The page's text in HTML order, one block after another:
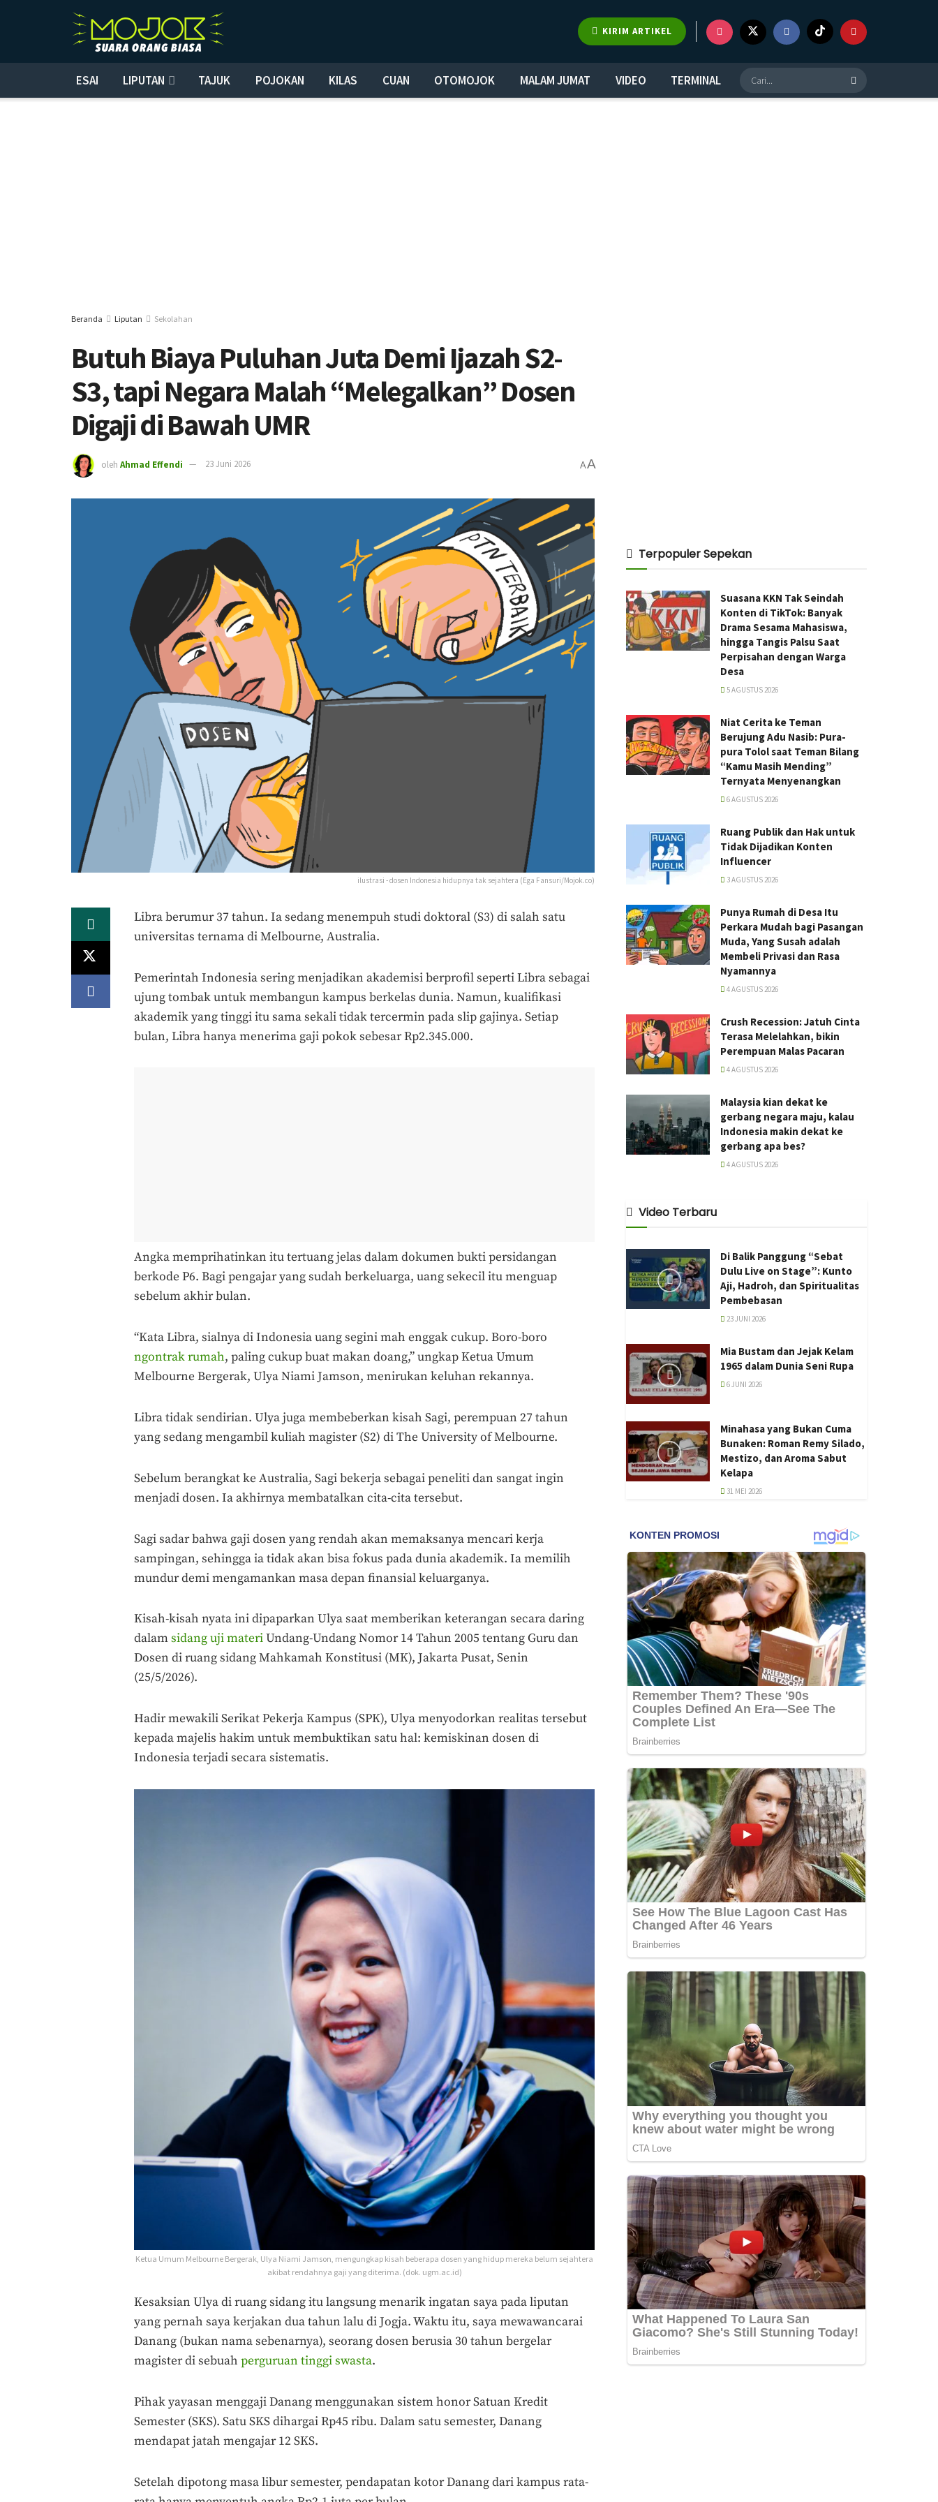
KIRIM ARTIKEL
ESAI LIPUTAN TAJUK POJOKAN KILAS CUAN OTOMOJOK MALAM JUMAT VIDEO TERMINAL
Beranda Liputan Sekolahan
Butuh Biaya Puluhan Juta Demi Ijazah S2-
S3, tapi Negara Malah “Melegalkan” Dosen
Digaji di Bawah UMR
oleh Ahmad Effendi 23 Juni 2026 AA
ilustrasi - dosen Indonesia hidupnya tak sejahtera (Ega Fansuri/Mojok.co)
Libra berumur 37 tahun. Ia sedang menempuh studi doktoral (S3) di salah satu
universitas ternama di Melbourne, Australia.
Pemerintah Indonesia sering menjadikan akademisi berprofil seperti Libra sebagai
ujung tombak untuk membangun kampus berkelas dunia. Namun, kualifikasi
akademik yang tinggi itu sama sekali tidak tercermin pada slip gajinya. Setiap
bulan, Libra hanya menerima gaji pokok sebesar Rp2.345.000.
Angka memprihatinkan itu tertuang jelas dalam dokumen bukti persidangan
berkode P6. Bagi pengajar yang sudah berkeluarga, uang sekecil itu menguap
sebelum akhir bulan.
“Kata Libra, sialnya di Indonesia uang segini mah enggak cukup. Boro-boro
ngontrak rumah, paling cukup buat makan doang,” ungkap Ketua Umum
Melbourne Bergerak, Ulya Niami Jamson, menirukan keluhan rekannya.
Libra tidak sendirian. Ulya juga membeberkan kisah Sagi, perempuan 27 tahun
yang sedang mengambil kuliah magister (S2) di The University of Melbourne.
Sebelum berangkat ke Australia, Sagi bekerja sebagai peneliti dan sangat ingin
menjadi dosen. Ia akhirnya membatalkan cita-cita tersebut.
Sagi sadar bahwa gaji dosen yang rendah akan memaksanya mencari kerja
sampingan, sehingga ia tidak akan bisa fokus pada dunia akademik. Ia memilih
mundur demi mengamankan masa depan finansial keluarganya.
Kisah-kisah nyata ini dipaparkan Ulya saat memberikan keterangan secara daring
dalamsidang uji materiUndang-Undang Nomor 14 Tahun 2005 tentang Guru dan
Dosen di ruang sidang Mahkamah Konstitusi (MK), Jakarta Pusat, Senin
(25/5/2026).
Hadir mewakili Serikat Pekerja Kampus (SPK), Ulya menyodorkan realitas tersebut
kepada majelis hakim untuk membuktikan satu hal: kemiskinan dosen di
Indonesia terjadi secara sistematis.
Ketua Umum Melbourne Bergerak, Ulya Niami Jamson, mengungkap kisah beberapa dosen yang hidup mereka belum sejahtera
akibat rendahnya gaji yang diterima. (dok. ugm.ac.id)
Kesaksian Ulya di ruang sidang itu langsung menarik ingatan saya pada liputan
yang pernah saya kerjakan dua tahun lalu di Jogja. Waktu itu, saya mewawancarai
Danang (bukan nama sebenarnya), seorang dosen berusia 30 tahun bergelar
magister di sebuah perguruan tinggi swasta.
Pihak yayasan menggaji Danang menggunakan sistem honor Satuan Kredit
Semester (SKS). Satu SKS dihargai Rp45 ribu. Dalam satu semester, Danang
mendapat jatah mengajar 12 SKS.
Setelah dipotong masa libur semester, pendapatan kotor Danang dari kampus rata-
Terpopuler Sepekan
Suasana KKN Tak Seindah
Konten di TikTok: Banyak
Drama Sesama Mahasiswa,
hingga Tangis Palsu Saat
Perpisahan dengan Warga
Desa
5 AGUSTUS 2026
Niat Cerita ke Teman
Berujung Adu Nasib: Pura-
pura Tolol saat Teman Bilang
“Kamu Masih Mending”
Ternyata Menyenangkan
6 AGUSTUS 2026
Ruang Publik dan Hak untuk
Tidak Dijadikan Konten
Influencer
3 AGUSTUS 2026
Punya Rumah di Desa Itu
Perkara Mudah bagi Pasangan
Muda, Yang Susah adalah
Membeli Privasi dan Rasa
Nyamannya
4 AGUSTUS 2026
Crush Recession: Jatuh Cinta
Terasa Melelahkan, bikin
Perempuan Malas Pacaran
4 AGUSTUS 2026
Malaysia kian dekat ke
gerbang negara maju, kalau
Indonesia makin dekat ke
gerbang apa bes?
4 AGUSTUS 2026
Video Terbaru
Di Balik Panggung “Sebat
Dulu Live on Stage”: Kunto
Aji, Hadroh, dan Spiritualitas
Pembebasan
23 JUNI 2026
Mia Bustam dan Jejak Kelam
1965 dalam Dunia Seni Rupa
6 JUNI 2026
Minahasa yang Bukan Cuma
Bunaken: Roman Remy Silado,
Mestizo, dan Aroma Sabut
Kelapa
31 MEI 2026